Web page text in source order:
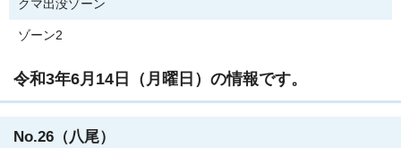
クマ出没ゾーン
ゾーン2
令和3年6月14日（月曜日）の情報です。
No.26（八尾）